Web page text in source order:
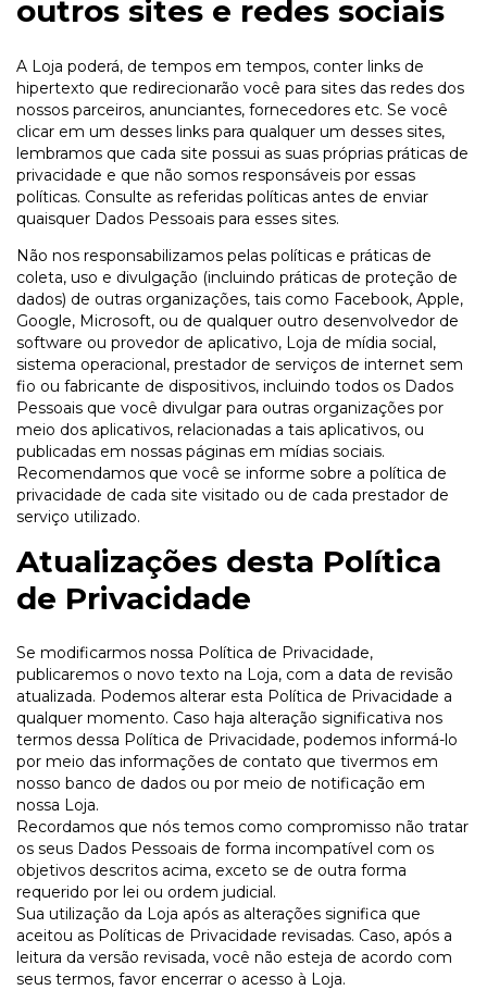
outros sites e redes sociais
A Loja poderá, de tempos em tempos, conter links de
hipertexto que redirecionarão você para sites das redes dos
nossos parceiros, anunciantes, fornecedores etc. Se você
clicar em um desses links para qualquer um desses sites,
lembramos que cada site possui as suas próprias práticas de
privacidade e que não somos responsáveis por essas
políticas. Consulte as referidas políticas antes de enviar
quaisquer Dados Pessoais para esses sites.
Não nos responsabilizamos pelas políticas e práticas de
coleta, uso e divulgação (incluindo práticas de proteção de
dados) de outras organizações, tais como Facebook, Apple,
Google, Microsoft, ou de qualquer outro desenvolvedor de
software ou provedor de aplicativo, Loja de mídia social,
sistema operacional, prestador de serviços de internet sem
fio ou fabricante de dispositivos, incluindo todos os Dados
Pessoais que você divulgar para outras organizações por
meio dos aplicativos, relacionadas a tais aplicativos, ou
publicadas em nossas páginas em mídias sociais.
Recomendamos que você se informe sobre a política de
privacidade de cada site visitado ou de cada prestador de
serviço utilizado.
Atualizações desta Política
de Privacidade
Se modificarmos nossa Política de Privacidade,
publicaremos o novo texto na Loja, com a data de revisão
atualizada. Podemos alterar esta Política de Privacidade a
qualquer momento. Caso haja alteração significativa nos
termos dessa Política de Privacidade, podemos informá-lo
por meio das informações de contato que tivermos em
nosso banco de dados ou por meio de notificação em
nossa Loja.
Recordamos que nós temos como compromisso não tratar
os seus Dados Pessoais de forma incompatível com os
objetivos descritos acima, exceto se de outra forma
requerido por lei ou ordem judicial.
Sua utilização da Loja após as alterações significa que
aceitou as Políticas de Privacidade revisadas. Caso, após a
leitura da versão revisada, você não esteja de acordo com
seus termos, favor encerrar o acesso à Loja.